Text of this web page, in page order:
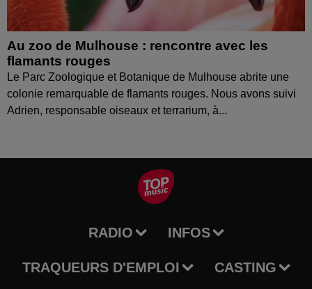
Au zoo de Mulhouse : rencontre avec les
flamants rouges
Le Parc Zoologique et Botanique de Mulhouse abrite une
colonie remarquable de flamants rouges. Nous avons suivi
Adrien, responsable oiseaux et terrarium, à...
RADIO INFOS
TRAQUEURS D'EMPLOI CASTING